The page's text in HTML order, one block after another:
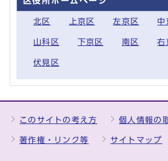
北区 上京区 左京区 中
山科区 下京区 南区 右
伏見区
このサイトの考え方 個人情報の
著作権・リンク等 サイトマップ